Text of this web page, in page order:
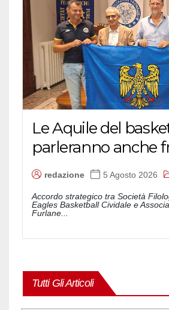
Le Aquile del
parleranno anche
redazione 5 Agosto 2026
Accordo strategico tra Società
Eagles Basketball Cividale e
Furlane...
Tutti Gli Articoli